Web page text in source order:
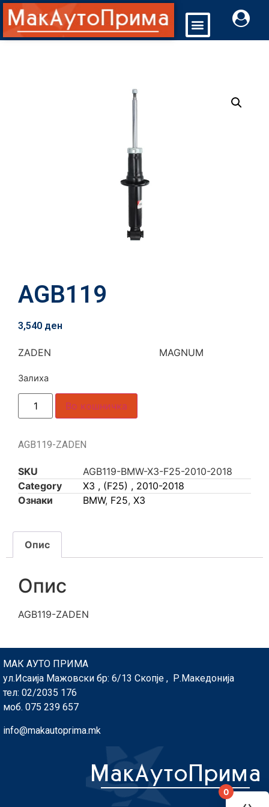
AGB119
3,540 ден
ZADEN MAGNUM
Залиха
Во кошничка
AGB119-ZADEN
SKU
AGB119-BMW-X3-F25-2010-2018
Category
X3 , (F25) , 2010-2018
Ознаки
BMW, F25, X3
Опис
Опис
AGB119-ZADEN
МАК АУТО ПРИМА
ул.Исаија Мажовски бр: 6/13 Скопје , Р.Македонија
тел: 02/2035 176
моб. 075 239 657
info@makautoprima.mk
0